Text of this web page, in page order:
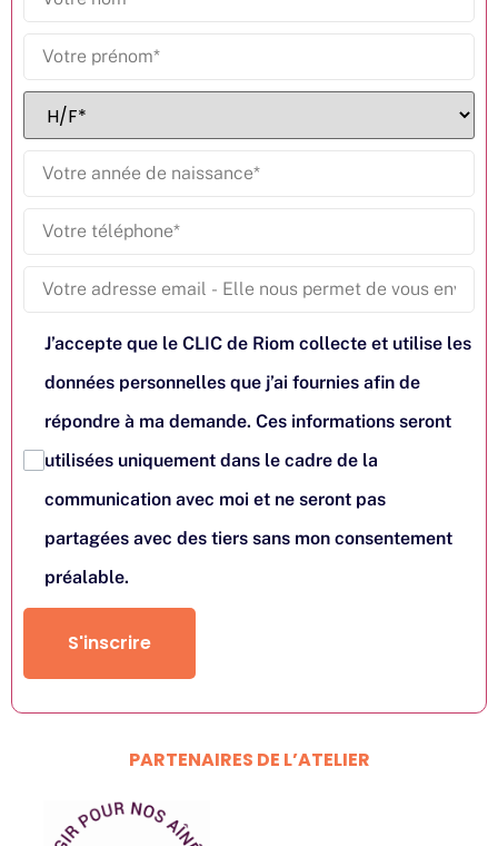
J’accepte que le CLIC de Riom collecte et utilise les
données personnelles que j’ai fournies afin de
répondre à ma demande. Ces informations seront
utilisées uniquement dans le cadre de la
communication avec moi et ne seront pas
partagées avec des tiers sans mon consentement
préalable.
S'inscrire
PARTENAIRES DE L’ATELIER